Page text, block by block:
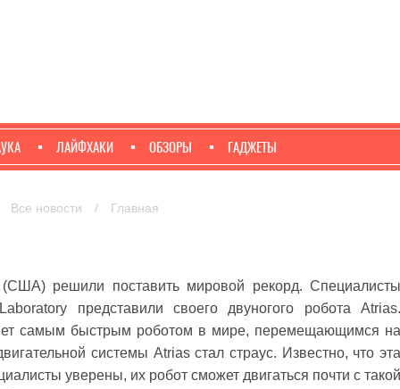
ЛАЙФХАКИ ОБЗОРЫ ГАДЖЕТЫ
Все новости / Главная
решили поставить мировой рекорд. Специалисты
представили своего двуногого робота Atrias.
самым быстрым роботом в мире, перемещающимся на
системы Atrias стал страус. Известно, что эта
уверены, их робот сможет двигаться почти с такой